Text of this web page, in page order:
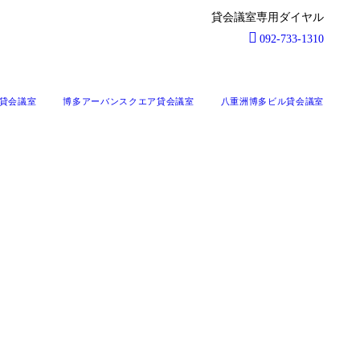
092-733-1310
会議室 博多アーバンスクエア貸会議室 八重洲博多ビル貸会議室